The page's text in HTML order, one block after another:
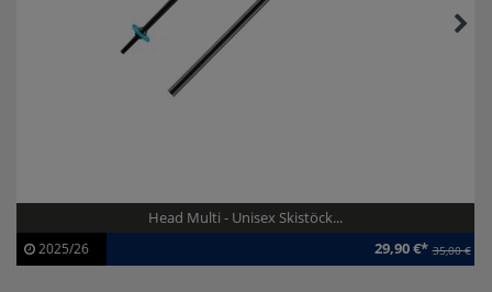
Head Multi - Unisex Skistöck...
Artikel-ID:
113722
2025/26 29,90 €* 35,00 €